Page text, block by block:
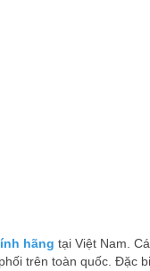
hãng tại Việt Nam.
trên toàn quốc. Đặc